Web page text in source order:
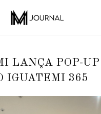
LANÇA POP-UP
IGUATEMI 365